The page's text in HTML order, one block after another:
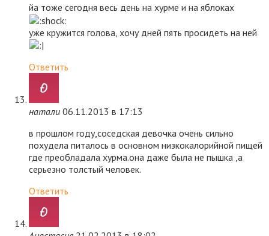
йа тоже сегодня весь день на хурме и на яблоках
уже кружится голова, хочу дней пять просидеть на ней
Ответить
натали 06.11.2013 в 17:13
в прошлом году,соседская девочка очень сильно
похудела питалось в основном низкокалорийной пищей
где преобладала хурма.она даже была не пышка ,а
серьезно толстый человек.
Ответить